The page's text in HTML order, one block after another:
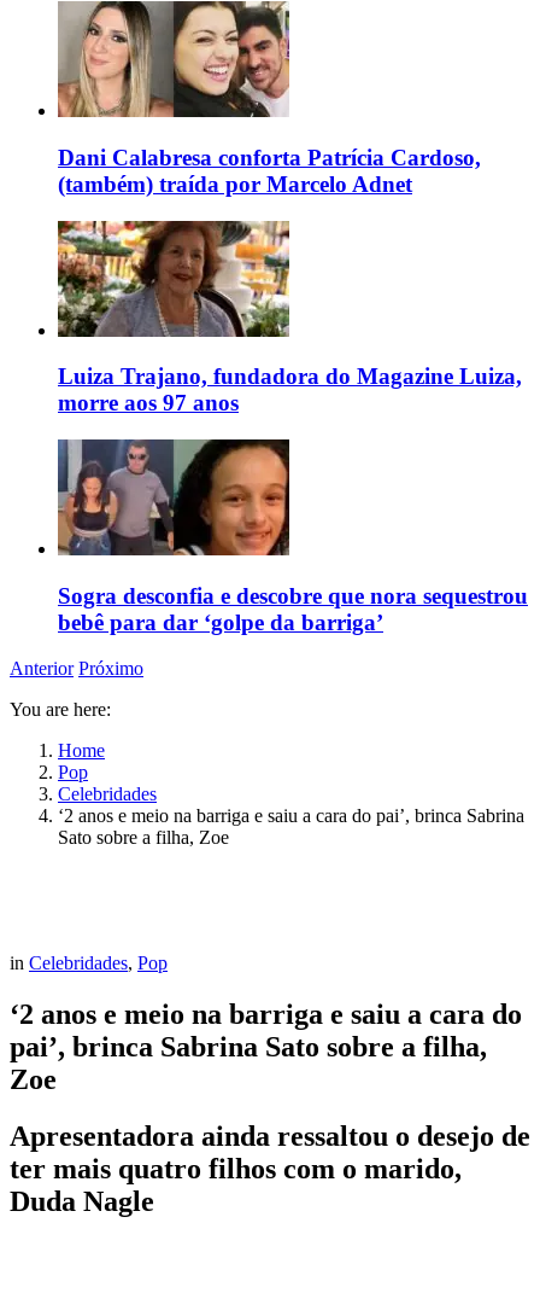
Dani Calabresa conforta Patrícia Cardoso,
(também) traída por Marcelo Adnet
Luiza Trajano, fundadora do Magazine Luiza,
morre aos 97 anos
Sogra desconfia e descobre que nora sequestrou
bebê para dar ‘golpe da barriga’
Anterior Próximo
You are here:
Home
Pop
Celebridades
‘2 anos e meio na barriga e saiu a cara do pai’, brinca Sabrina
Sato sobre a filha, Zoe
in Celebridades, Pop
‘2 anos e meio na barriga e saiu a cara do
pai’, brinca Sabrina Sato sobre a filha,
Zoe
Apresentadora ainda ressaltou o desejo de
ter mais quatro filhos com o marido,
Duda Nagle